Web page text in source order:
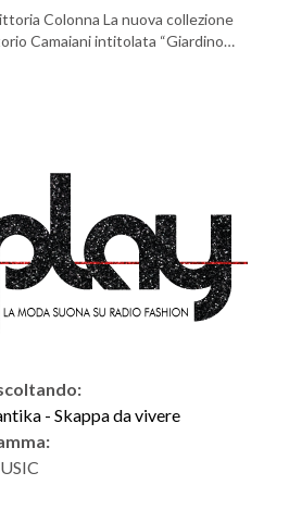
Colonna La nuova collezione
Camaiani intitolata “Giardino…
- Skappa da vivere